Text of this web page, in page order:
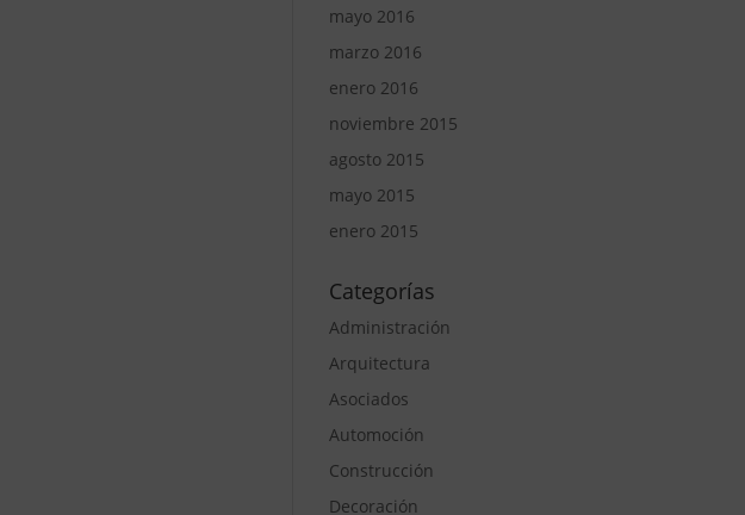
mayo 2016
marzo 2016
enero 2016
noviembre 2015
agosto 2015
mayo 2015
enero 2015
Categorías
Administración
Arquitectura
Asociados
Automoción
Construcción
Decoración